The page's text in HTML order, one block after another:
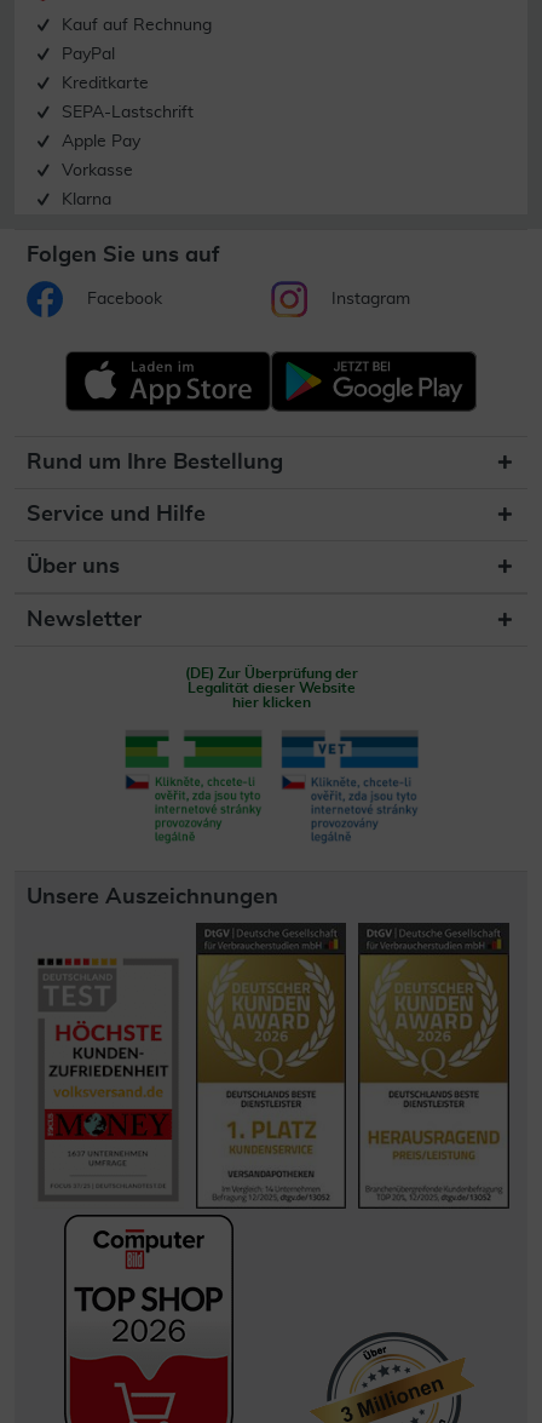
Kauf auf Rechnung
PayPal
Kreditkarte
SEPA-Lastschrift
Apple Pay
Vorkasse
Klarna
Folgen Sie uns auf
Facebook Instagram
Rund um Ihre Bestellung
Service und Hilfe
Über uns
Newsletter
(DE) Zur Überprüfung der
Legalität dieser Website
hier klicken
Unsere Auszeichnungen